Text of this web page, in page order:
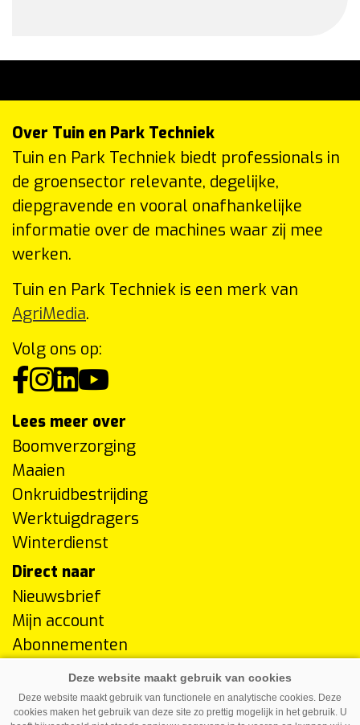
Over Tuin en Park Techniek
Tuin en Park Techniek biedt professionals in
de groensector relevante, degelijke,
diepgravende en vooral onafhankelijke
informatie over de machines waar zij mee
werken.
Tuin en Park Techniek is een merk van
AgriMedia.
Volg ons op:
Lees meer over
Boomverzorging
Maaien
Onkruidbestrijding
Werktuigdragers
Winterdienst
Direct naar
Nieuwsbrief
Mijn account
Abonnementen
Adverteren
Over ons
Contact
Deze website maakt gebruik van functionele en analytische cookies. Deze
cookies maken het gebruik van deze site zo prettig mogelijk in het gebruik. U